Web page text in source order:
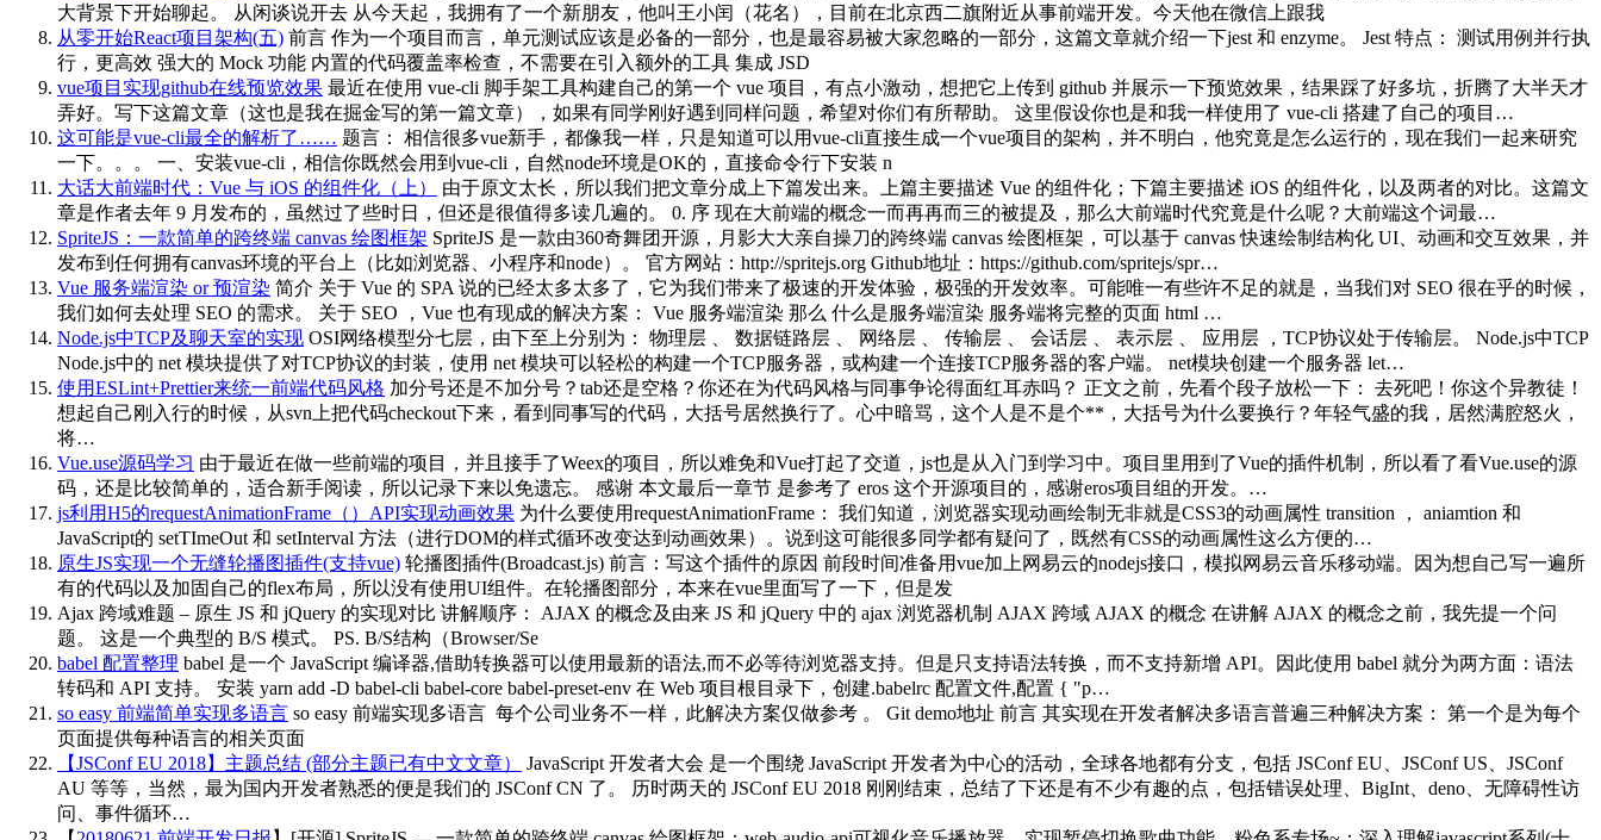
大背景下开始聊起。 从闲谈说开去 从今天起，我拥有了一个新朋友，他叫王小闰（花名），目前在北京西二旗附近从事前端开发。今天他在微信上跟我
从零开始React项目架构(五) 前言 作为一个项目而言，单元测试应该是必备的一部分，也是最容易被大家忽略的一部分，这篇文章就介绍一下jest 和 enzyme。 Jest 特点： 测试用例并行执
行，更高效 强大的 Mock 功能 内置的代码覆盖率检查，不需要在引入额外的工具 集成 JSD
vue项目实现github在线预览效果 最近在使用 vue-cli 脚手架工具构建自己的第一个 vue 项目，有点小激动，想把它上传到 github 并展示一下预览效果，结果踩了好多坑，折腾了大半天才
弄好。写下这篇文章（这也是我在掘金写的第一篇文章），如果有同学刚好遇到同样问题，希望对你们有所帮助。 这里假设你也是和我一样使用了 vue-cli 搭建了自己的项目…
这可能是vue-cli最全的解析了…… 题言： 相信很多vue新手，都像我一样，只是知道可以用vue-cli直接生成一个vue项目的架构，并不明白，他究竟是怎么运行的，现在我们一起来研究
一下。。。 一、安装vue-cli，相信你既然会用到vue-cli，自然node环境是OK的，直接命令行下安装 n
大话大前端时代：Vue 与 iOS 的组件化（上）
由于原文太长，所以我们把文章分成上下篇发出来。上篇主要描述 Vue 的组件化；下篇主要描述 iOS 的组件化，以及两者的对比。这篇文
章是作者去年 9 月发布的，虽然过了些时日，但还是很值得多读几遍的。 0. 序 现在大前端的概念一而再再而三的被提及，那么大前端时代究竟是什么呢？大前端这个词最…
SpriteJS：一款简单的跨终端 canvas 绘图框架 SpriteJS 是一款由360奇舞团开源，月影大大亲自操刀的跨终端 canvas 绘图框架，可以基于 canvas 快速绘制结构化 UI、动画和交互效果，并
发布到任何拥有canvas环境的平台上（比如浏览器、小程序和node）。 官方网站：http://spritejs.org Github地址：https://github.com/spritejs/spr…
Vue 服务端渲染 or 预渲染 简介 关于 Vue 的 SPA 说的已经太多太多了，它为我们带来了极速的开发体验，极强的开发效率。可能唯一有些许不足的就是，当我们对 SEO 很在乎的时候，
我们如何去处理 SEO 的需求。 关于 SEO ，Vue 也有现成的解决方案： Vue 服务端渲染 那么 什么是服务端渲染 服务端将完整的页面 html …
Node.js中TCP及聊天室的实现 OSI网络模型分七层，由下至上分别为： 物理层 、 数据链路层 、 网络层 、 传输层 、 会话层 、 表示层 、 应用层 ，TCP协议处于传输层。 Node.js中TCP
Node.js中的 net 模块提供了对TCP协议的封装，使用 net 模块可以轻松的构建一个TCP服务器，或构建一个连接TCP服务器的客户端。 net模块创建一个服务器 let…
使用ESLint+Prettier来统一前端代码风格 加分号还是不加分号？tab还是空格？你还在为代码风格与同事争论得面红耳赤吗？ 正文之前，先看个段子放松一下： 去死吧！你这个异教徒！
想起自己刚入行的时候，从svn上把代码checkout下来，看到同事写的代码，大括号居然换行了。心中暗骂，这个人是不是个**，大括号为什么要换行？年轻气盛的我，居然满腔怒火，
将…
Vue.use源码学习 由于最近在做一些前端的项目，并且接手了Weex的项目，所以难免和Vue打起了交道，js也是从入门到学习中。项目里用到了Vue的插件机制，所以看了看Vue.use的源
码，还是比较简单的，适合新手阅读，所以记录下来以免遗忘。 感谢 本文最后一章节 是参考了 eros 这个开源项目的，感谢eros项目组的开发。…
js利用H5的requestAnimationFrame（）API实现动画效果 为什么要使用requestAnimationFrame： 我们知道，浏览器实现动画绘制无非就是CSS3的动画属性 transition ， aniamtion 和
JavaScript的 setTImeOut 和 setInterval 方法（进行DOM的样式循环改变达到动画效果）。说到这可能很多同学都有疑问了，既然有CSS的动画属性这么方便的…
原生JS实现一个无缝轮播图插件(支持vue) 轮播图插件(Broadcast.js) 前言：写这个插件的原因 前段时间准备用vue加上网易云的nodejs接口，模拟网易云音乐移动端。因为想自己写一遍所
有的代码以及加固自己的flex布局，所以没有使用UI组件。在轮播图部分，本来在vue里面写了一下，但是发
Ajax 跨域难题 – 原生 JS 和 jQuery 的实现对比 讲解顺序： AJAX 的概念及由来 JS 和 jQuery 中的 ajax 浏览器机制 AJAX 跨域 AJAX 的概念 在讲解 AJAX 的概念之前，我先提一个问
题。 这是一个典型的 B/S 模式。 PS. B/S结构（Browser/Se
babel 配置整理 babel 是一个 JavaScript 编译器,借助转换器可以使用最新的语法,而不必等待浏览器支持。但是只支持语法转换，而不支持新增 API。因此使用 babel 就分为两方面：语法
转码和 API 支持。 安装 yarn add -D babel-cli babel-core babel-preset-env 在 Web 项目根目录下，创建.babelrc 配置文件,配置 { "p…
so easy 前端简单实现多语言 so easy 前端实现多语言 ​ 每个公司业务不一样，此解决方案仅做参考 。 Git demo地址 前言 其实现在开发者解决多语言普遍三种解决方案： 第一个是为每个
页面提供每种语言的相关页面
【JSConf EU 2018】主题总结 (部分主题已有中文文章）
JavaScript 开发者大会 是一个围绕 JavaScript 开发者为中心的活动，全球各地都有分支，包括 JSConf EU、JSConf US、JSConf
AU 等等，当然，最为国内开发者熟悉的便是我们的 JSConf CN 了。 历时两天的 JSConf EU 2018 刚刚结束，总结了下还是有不少有趣的点，包括错误处理、BigInt、deno、无障碍性访
问、事件循环…